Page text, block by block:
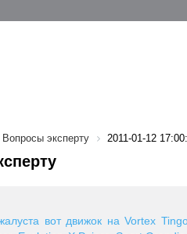
Вопросы эксперту 2011-01-12
вот движок на Vortex